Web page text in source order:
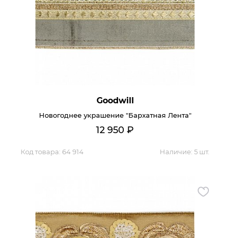
Goodwill
Новогоднее украшение "Бархатная Лента"
12 950 ₽
Код товара: 64 914 Наличие: 5 шт.